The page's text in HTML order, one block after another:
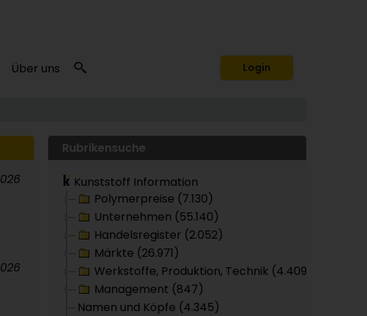
Über uns Login
Rubrikensuche
Kunststoff Information
Polymerpreise (7.130)
Unternehmen (55.140)
Handelsregister (2.052)
Märkte (26.971)
Werkstoffe, Produktion, Technik (4.409)
Management (847)
Namen und Köpfe (4.345)